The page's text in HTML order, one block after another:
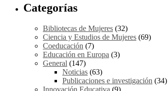
Categorías
Bibliotecas de Mujeres (32)
Ciencia y Estudios de Mujeres (69)
Coeducación (7)
Educación en Europa (3)
General (147)
Noticias (63)
Publicaciones e investigación (34)
Innovación Educativa (9)